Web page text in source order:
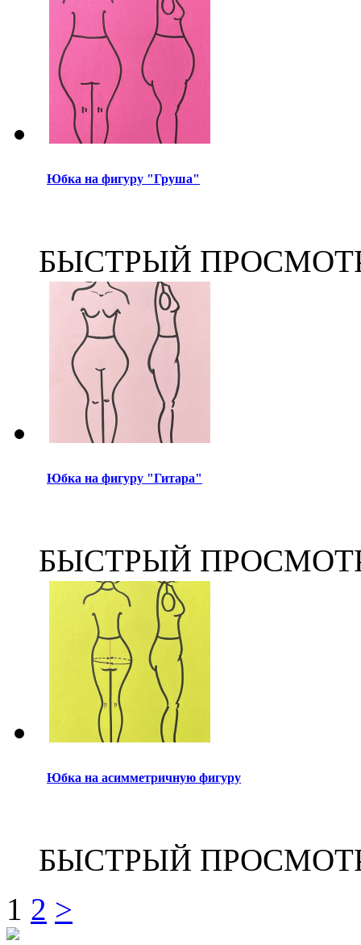
Юбка на фигуру "Груша"
БЫСТРЫЙ
Юбка на фигуру "Гитара"
БЫСТРЫЙ
Юбка на асимметричную фигуру
БЫСТРЫЙ
1 2 >